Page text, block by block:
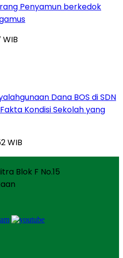
Penyamun berkedok
WIB
Dana BOS di SDN
Kondisi Sekolah yang
WIB
Blok F No.15